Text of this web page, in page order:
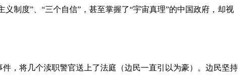
制度”、“三个自信”，甚至掌握了“宇宙真理”的中国政府，却视
，将几个渎职警官送上了法庭（边民一直引以为豪）。边民坚持